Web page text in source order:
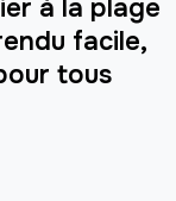
à la plage
facile,
tous